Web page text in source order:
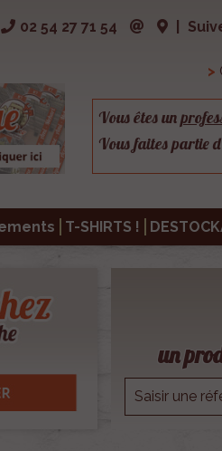
02 54 27 71 54
>
Vous êtes un
Vous faites partie
T-SHIRTS !
un